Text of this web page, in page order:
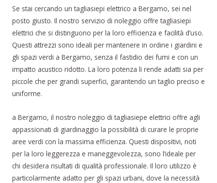
Se stai cercando un tagliasiepi elettrico a Bergamo, sei nel
posto giusto. Il nostro servizio di noleggio offre tagliasiepi
elettrici che si distinguono per la loro efficienza e facilità d’uso.
Questi attrezzi sono ideali per mantenere in ordine i giardini e
gli spazi verdi a Bergamo, senza il fastidio dei fumi e con un
impatto acustico ridotto. La loro potenza li rende adatti sia per
piccole che per grandi superfici, garantendo un taglio preciso e
uniforme.
a Bergamo, il nostro noleggio di tagliasiepe elettrici offre agli
appassionati di giardinaggio la possibilità di curare le proprie
aree verdi con la massima efficienza. Questi dispositivi, noti
per la loro leggerezza e maneggevolezza, sono l’ideale per
chi desidera risultati di qualità professionale. Il loro utilizzo è
particolarmente adatto per gli spazi urbani, dove la necessità